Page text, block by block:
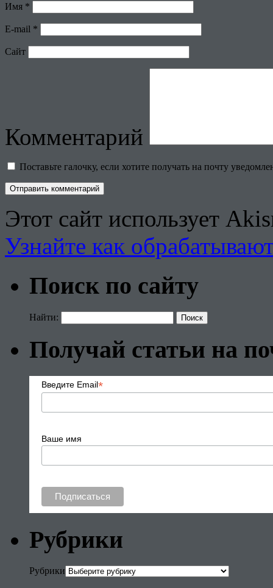
Имя *
E-mail *
Сайт
Комментарий
Поставьте галочку, если хотите получать на почту
Этот сайт использует
Узнайте как
Поиск по сайту
Найти:
Получай статьи на
Введите Email*
Ваше имя
Рубрики
Рубрики